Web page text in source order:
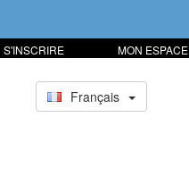
MON ESPACE
S'INSCRIRE
Français